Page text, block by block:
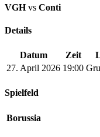
VGH vs Conti
Details
Datum Zeit
27. April 2026 19:00
Spielfeld
Borussia